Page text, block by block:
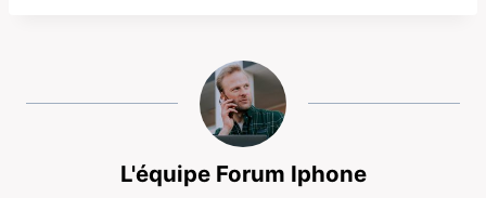
L'équipe Forum Iphone